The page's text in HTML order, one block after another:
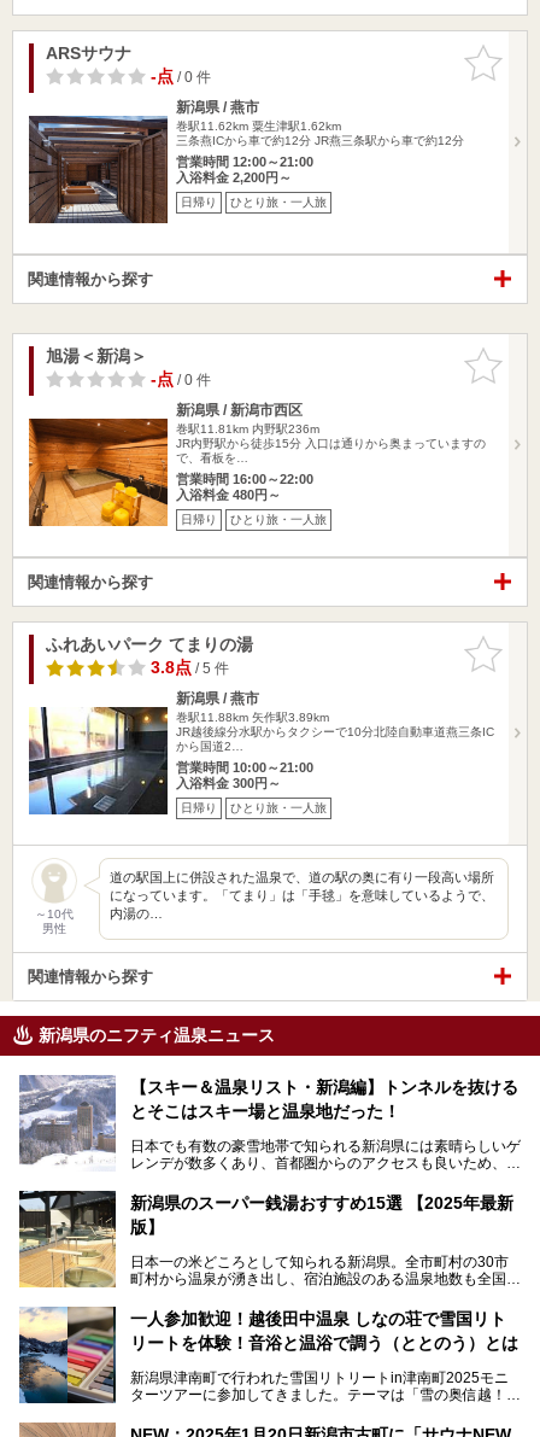
お気に入
りに追加
ARSサウナ
-点/ 0 件
新潟県 / 燕市
巻駅11.62km 粟生津駅1.62km
三条燕ICから車で約12分 JR燕三条駅から車で約12分
営業時間 12:00～21:00
入浴料金 2,200円～
日帰り ひとり旅・一人旅
関連情報から探す
お気に入
りに追加
旭湯＜新潟＞
-点/ 0 件
新潟県 / 新潟市西区
巻駅11.81km 内野駅236m
JR内野駅から徒歩15分 入口は通りから奥まっていますの
で、看板を…
営業時間 16:00～22:00
入浴料金 480円～
日帰り ひとり旅・一人旅
関連情報から探す
お気に入
りに追加
ふれあいパーク てまりの湯
3.8点/ 5 件
新潟県 / 燕市
巻駅11.88km 矢作駅3.89km
JR越後線分水駅からタクシーで10分北陸自動車道燕三条IC
から国道2…
営業時間 10:00～21:00
入浴料金 300円～
日帰り ひとり旅・一人旅
～10代
男性
道の駅国上に併設された温泉で、道の駅の奥に有り一段高い場所
になっています。「てまり」は「手毬」を意味しているようで、
内湯の…
関連情報から探す
新潟県のニフティ温泉ニュース
【スキー＆温泉リスト・新潟編】トンネルを抜ける
とそこはスキー場と温泉地だった！
日本でも有数の豪雪地帯で知られる新潟県には素晴らしいゲ
レンデが数多くあり、首都圏からのアクセスも良いため、関
た全域にわたって月岡、赤倉、松之山、燕、妙高、岩室など
など、古くは文豪にも愛された歴史ある老舗温泉地が多いこ
とで知られています。
めに訪れたい、新潟県内にあるスキー場そばの温泉地をまと
めました。
新潟県のスーパー銭湯おすすめ15選 【2025年最新
版】
日本一の米どころとして知られる新潟県。全市町村の30市
町村から温泉が湧き出し、宿泊施設のある温泉地数も全国有
温泉が利用ができる宿泊施設も多く、スーパー銭湯も多彩な
サービスを提供する施設がいろいろ。
観光やレジャーに温泉を組み合わせれば、旅はさらに充実し
します。
一人参加歓迎！越後田中温泉 しなの荘で雪国リト
リートを体験！音浴と温浴で調う（ととのう）とは
新潟県津南町で行われた雪国リトリートin津南町2025モニ
ターツアーに参加してきました。テーマは「雪の奥信越！音